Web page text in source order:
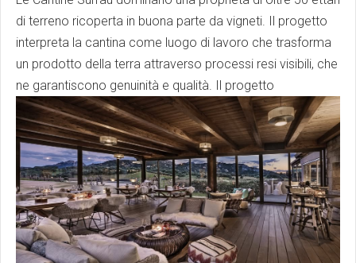
di terreno ricoperta in buona parte da vigneti. Il progetto
interpreta la cantina come luogo di lavoro che trasforma
un prodotto della terra attraverso processi resi visibili, che
ne garantiscono genuinità e qualità. Il progetto